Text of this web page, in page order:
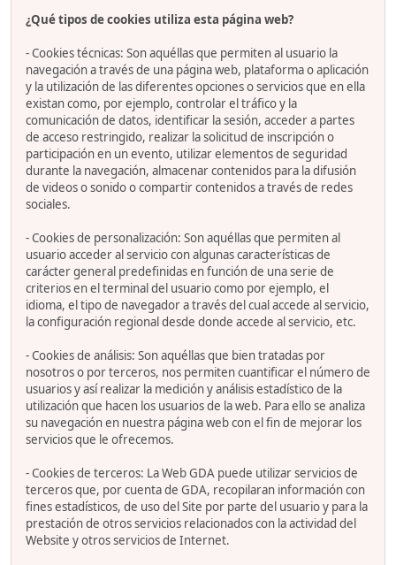
¿Qué tipos de cookies utiliza esta página web?
- Cookies técnicas: Son aquéllas que permiten al usuario la
navegación a través de una página web, plataforma o aplicación
y la utilización de las diferentes opciones o servicios que en ella
existan como, por ejemplo, controlar el tráfico y la
comunicación de datos, identificar la sesión, acceder a partes
de acceso restringido, realizar la solicitud de inscripción o
participación en un evento, utilizar elementos de seguridad
durante la navegación, almacenar contenidos para la difusión
de videos o sonido o compartir contenidos a través de redes
sociales.
- Cookies de personalización: Son aquéllas que permiten al
usuario acceder al servicio con algunas características de
carácter general predefinidas en función de una serie de
criterios en el terminal del usuario como por ejemplo, el
idioma, el tipo de navegador a través del cual accede al servicio,
la configuración regional desde donde accede al servicio, etc.
- Cookies de análisis: Son aquéllas que bien tratadas por
nosotros o por terceros, nos permiten cuantificar el número de
usuarios y así realizar la medición y análisis estadístico de la
utilización que hacen los usuarios de la web. Para ello se analiza
su navegación en nuestra página web con el fin de mejorar los
servicios que le ofrecemos.
- Cookies de terceros: La Web GDA puede utilizar servicios de
terceros que, por cuenta de GDA, recopilaran información con
fines estadísticos, de uso del Site por parte del usuario y para la
prestación de otros servicios relacionados con la actividad del
Website y otros servicios de Internet.